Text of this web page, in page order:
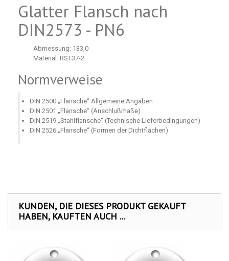
Glatter Flansch nach
DIN2573 - PN6
Abmessung: 133,0
Material: RST37-2
Normverweise
DIN 2500 „Flansche“ Allgemeine Angaben
DIN 2501 „Flansche“ (Anschlußmaße)
DIN 2519 „Stahlflansche“ (Technische Lieferbedingungen)
DIN 2526 „Flansche“ (Formen der Dichtflächen)
KUNDEN, DIE DIESES PRODUKT GEKAUFT
HABEN, KAUFTEN AUCH ...